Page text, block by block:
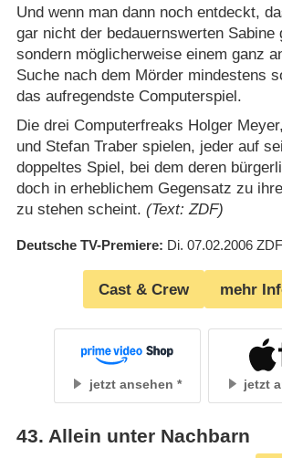
Und wenn man dann noch entdeckt,
gar nicht der bedauernswerten Sabine
sondern möglicherweise einem ganz
Suche nach dem Mörder mindestens
das aufregendste Computerspiel.
Die drei Computerfreaks Holger
und Stefan Traber spielen, jeder auf
doppeltes Spiel, bei dem deren
doch in erheblichem Gegensatz zu
zu stehen scheint. (Text: ZDF)
Deutsche TV-Premiere Di. 07.02.2006 ZDF
Cast & Crew mehr
jetzt ansehen jetzt
43. Allein unter Nachbarn